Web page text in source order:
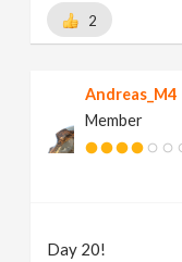
2
Andreas_M4
Member
Day 20!